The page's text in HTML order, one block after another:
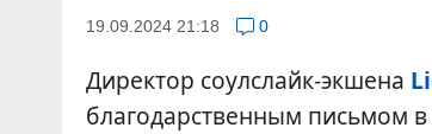
19.09.2024 21:18 0
Директор соулслайк-экшена
благодарственным письмом